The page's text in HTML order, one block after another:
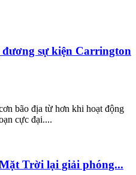
sự kiện Carrington
bão địa từ hơn khi hoạt động
cực đại....
Trời lại giải phóng...